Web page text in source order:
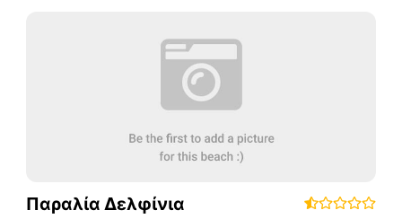
Παραλία Δελφίνια